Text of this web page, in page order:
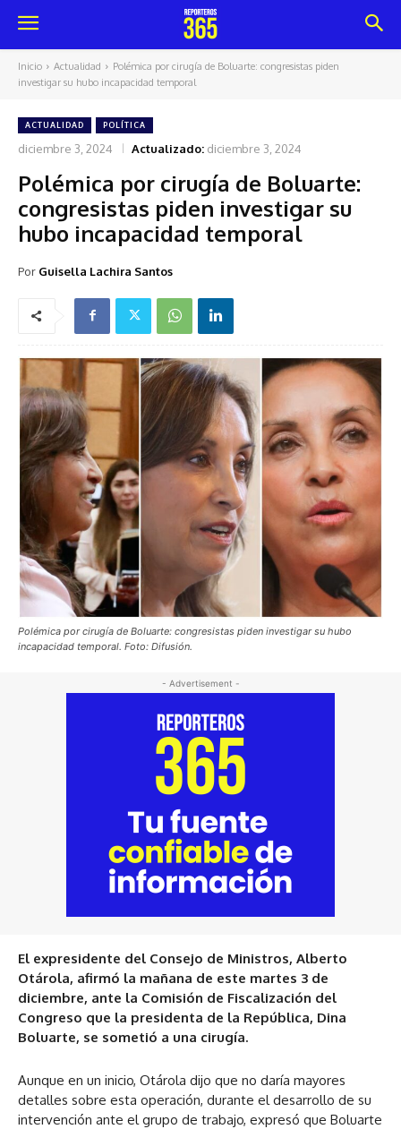
Inicio Actualidad
Polémica por cirugía de Boluarte: congresistas piden
investigar su hubo incapacidad temporal
ACTUALIDAD POLÍTICA
diciembre 3, 2024 Actualizado: diciembre 3, 2024
Polémica por cirugía de Boluarte:
congresistas piden investigar su
hubo incapacidad temporal
Por Guisella Lachira Santos
Polémica por cirugía de Boluarte: congresistas piden investigar su hubo
incapacidad temporal. Foto: Difusión.
- Advertisement -
El expresidente del Consejo de Ministros, Alberto
Otárola, afirmó la mañana de este martes 3 de
diciembre, ante la Comisión de Fiscalización del
Congreso que la presidenta de la República, Dina
Boluarte, se sometió a una cirugía.
Aunque en un inicio, Otárola dijo que no daría mayores
detalles sobre esta operación, durante el desarrollo de su
intervención ante el grupo de trabajo, expresó que Boluarte